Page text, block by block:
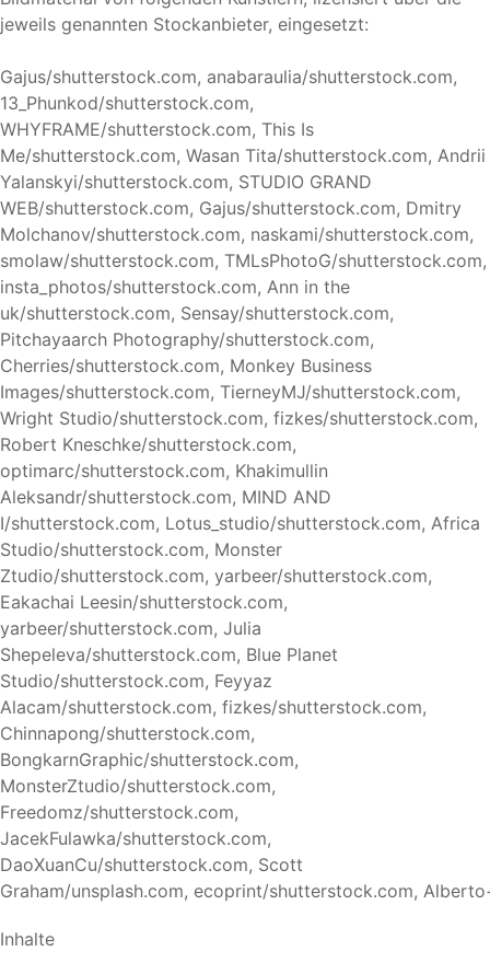
jeweils genannten Stockanbieter, eingesetzt:
Gajus/shutterstock.com, anabaraulia/shutterstock.com,
13_Phunkod/shutterstock.com,
WHYFRAME/shutterstock.com, This Is
Me/shutterstock.com, Wasan Tita/shutterstock.com, Andrii
Yalanskyi/shutterstock.com, STUDIO GRAND
WEB/shutterstock.com, Gajus/shutterstock.com, Dmitry
Molchanov/shutterstock.com, naskami/shutterstock.com,
smolaw/shutterstock.com, TMLsPhotoG/shutterstock.com,
insta_photos/shutterstock.com, Ann in the
uk/shutterstock.com, Sensay/shutterstock.com,
Pitchayaarch Photography/shutterstock.com,
Cherries/shutterstock.com, Monkey Business
Images/shutterstock.com, TierneyMJ/shutterstock.com,
Wright Studio/shutterstock.com, fizkes/shutterstock.com,
Robert Kneschke/shutterstock.com,
optimarc/shutterstock.com, Khakimullin
Aleksandr/shutterstock.com, MIND AND
I/shutterstock.com, Lotus_studio/shutterstock.com, Africa
Studio/shutterstock.com, Monster
Ztudio/shutterstock.com, yarbeer/shutterstock.com,
Eakachai Leesin/shutterstock.com,
yarbeer/shutterstock.com, Julia
Shepeleva/shutterstock.com, Blue Planet
Studio/shutterstock.com, Feyyaz
Alacam/shutterstock.com, fizkes/shutterstock.com,
Chinnapong/shutterstock.com,
BongkarnGraphic/shutterstock.com,
MonsterZtudio/shutterstock.com,
Freedomz/shutterstock.com,
JacekFulawka/shutterstock.com,
DaoXuanCu/shutterstock.com, Scott
Graham/unsplash.com, ecoprint/shutterstock.com,
Inhalte